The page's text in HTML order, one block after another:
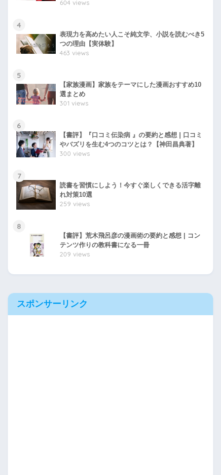
604 views
4
表現力を高めたい人こそ純文学、小説を読むべき5
つの理由【実体験】
463 views
5
【家族漫画】家族をテーマにした漫画おすすめ10
選まとめ
301 views
6
【書評】『口コミ伝染病 』の要約と感想 | 口コミ
やバズリを生む4つのコツとは？【神田昌典著】
300 views
7
読書を習慣にしよう！今すぐ楽しくできる活字離
れ対策10選
259 views
8
【書評】荒木飛呂彦の漫画術の要約と感想 | コン
テンツ作りの教科書になる一冊
209 views
スポンサーリンク